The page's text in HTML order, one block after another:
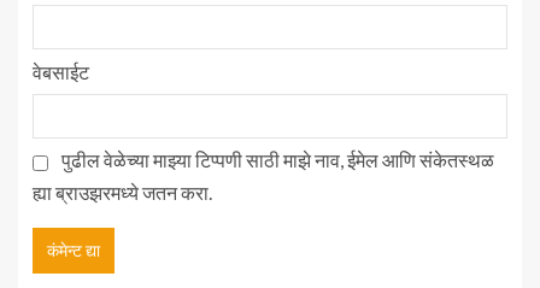
वेबसाईट
पुढील वेळेच्या माझ्या टिप्पणी साठी माझे नाव, ईमेल आणि संकेतस्थळ
ह्या ब्राउझरमध्ये जतन करा.